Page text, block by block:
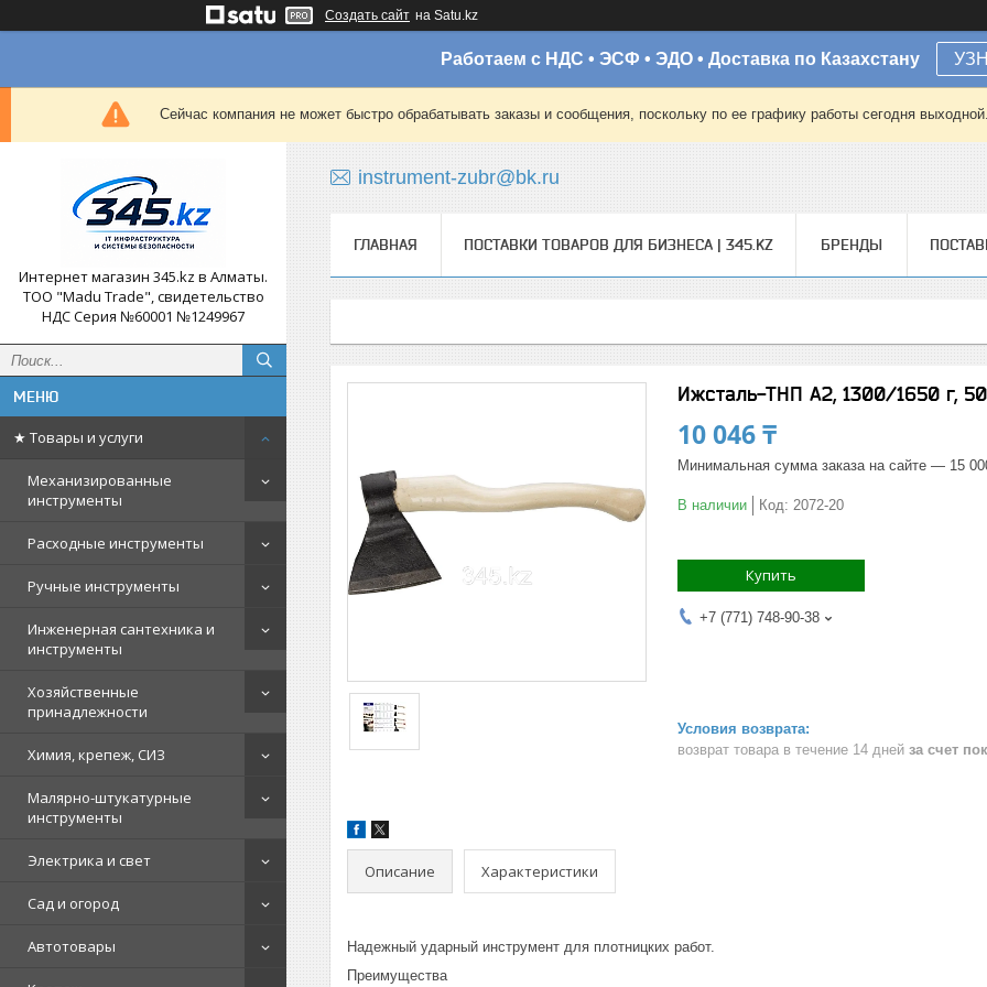
Создать сайт на Satu.kz
Работаем с НДС • ЭСФ • ЭДО • Доставка по Казахстану
Сейчас компания не может быстро обрабатывать заказы и сообщения, поскольку по ее графику работы сегодня
Интернет магазин 345.kz в Алматы.
ТОО "Madu Trade", свидетельство
НДС Серия №60001 №1249967
★ Товары и услуги
Механизированные
инструменты
Расходные инструменты
Ручные инструменты
Инженерная сантехника и
инструменты
Хозяйственные
принадлежности
Химия, крепеж, СИЗ
Малярно-штукатурные
инструменты
Электрика и свет
Сад и огород
Автотовары
instrument-zubr@bk.ru
ГЛАВНАЯ ПОСТАВКИ ТОВАРОВ ДЛЯ БИЗНЕСА | 345.KZ БРЕНДЫ
Ижсталь-ТНП А2, 1300/1650 г,
10 046 ₸
Минимальная сумма заказа на сайте — 15
В наличии Код: 2072-20
Купить
+7 (771) 748-90-38
возврат товара в течение 14 дней за счет
Описание Характеристики
Надежный ударный инструмент для плотницких работ.
Преимущества